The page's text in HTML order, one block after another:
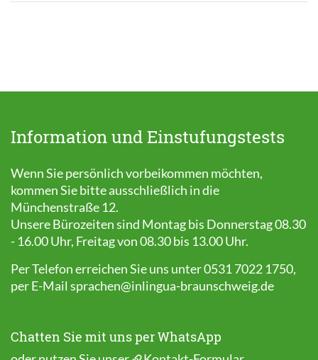
Information und Einstufungstests
Wenn Sie persönlich vorbeikommen möchten,
kommen Sie bitte ausschließlich in die
Münchenstraße 12.
Unsere Bürozeiten sind Montag bis Donnerstag 08.30
- 16.00 Uhr, Freitag von 08.30 bis 13.00 Uhr.
Per Telefon erreichen Sie uns unter 0531 7022 1750,
per E-Mail sprachen@inlingua-braunschweig.de
Chatten Sie mit uns per WhatsApp